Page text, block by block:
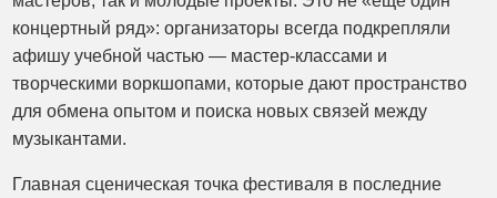
концертный ряд»: организаторы всегда подкрепляли
афишу учебной частью — мастер-классами и
творческими воркшопами, которые дают пространство
для обмена опытом и поиска новых связей между
музыкантами.
Главная сценическая точка фестиваля в последние